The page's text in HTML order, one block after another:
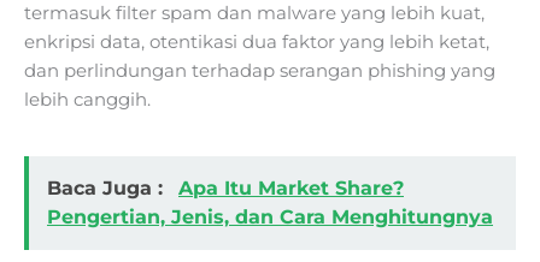
termasuk filter spam dan malware yang lebih kuat,
enkripsi data, otentikasi dua faktor yang lebih ketat,
dan perlindungan terhadap serangan phishing yang
lebih canggih.
Baca Juga :
Apa Itu Market Share?
Pengertian, Jenis, dan Cara Menghitungnya